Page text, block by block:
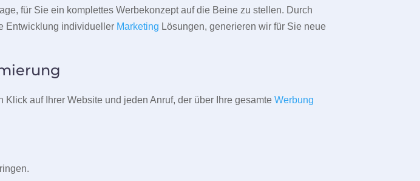
für Sie ein komplettes Werbekonzept auf die Beine zu stellen. Durch
Entwicklung individueller Marketing Lösungen, generieren wir für Sie neue
Klick auf Ihrer Website und jeden Anruf, der über Ihre gesamteWerbung